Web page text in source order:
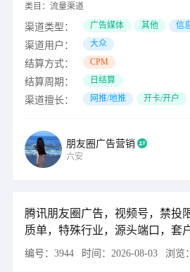
类目： 流量渠道
渠道类型： 广告媒体 其他 信
渠道用户： 大众
结算方式： CPM
结算周期： 日结算
渠道擅长： 网推/地推 开卡/开户
朋友圈广告营销
六安
腾讯朋友圈广告，视频号，禁投
质单，特殊行业，源头端口，套
编号： 3944 时间： 2026-08-03 浏览：